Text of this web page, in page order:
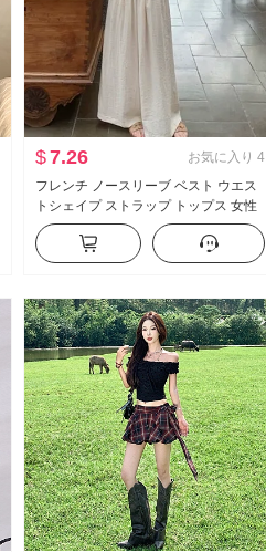
$7.26 お気に入り 4
フレンチ ノースリーブ ベスト ウエス
トシェイプ ストラップ トップス 女性
夏 ポップ 新品 伸縮性ウエスト ルーズ
フィット カジュアルパンツ スカート
スーツ